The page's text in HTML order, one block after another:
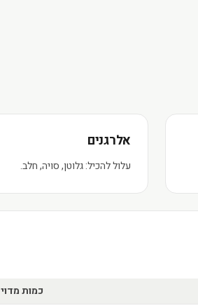
אלרגנים
עלול להכיל: גלוטן, סויה, חלב.
כמות